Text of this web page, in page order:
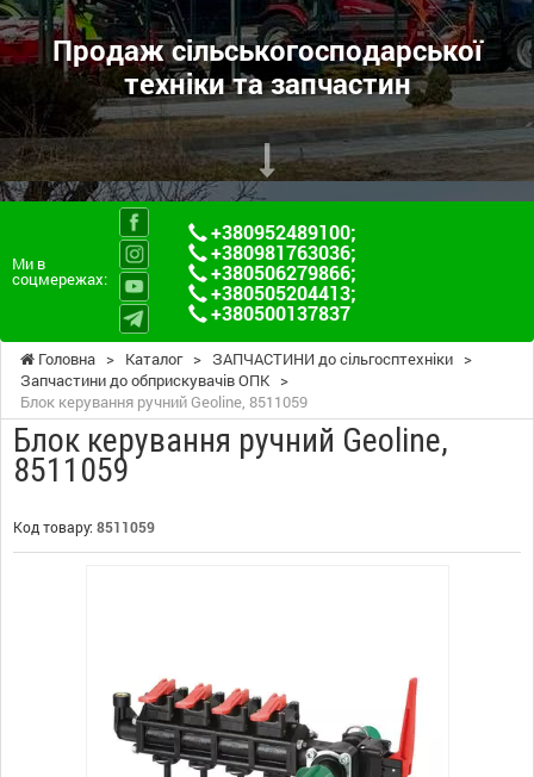
Продаж сільськогосподарської
техніки та запчастин
Ми в
соцмережах:
+380952489100;
+380981763036;
+380506279866;
+380505204413;
+380500137837
Головна > Каталог > ЗАПЧАСТИНИ до сільгосптехніки >
Запчастини до обприскувачів ОПК >
Блок керування ручний Geoline, 8511059
Блок керування ручний Geoline,
8511059
Код товару: 8511059